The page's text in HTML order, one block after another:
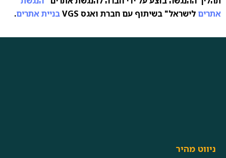
אתרים לישראל" בשיתוף עם חברת ואגס VGS בניית אתרים.
ניווט מהיר